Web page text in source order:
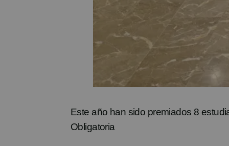
Este año han sido premiados 8
Obligatoria